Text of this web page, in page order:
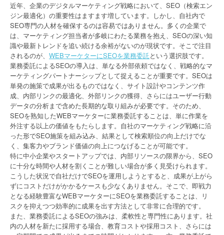
近年、企業のデジタルマーケティング戦略において、SEO（検索エン
ジン最適化）の重要性はますます増しています。しかし、自社内で
SEO専門の人材を確保するのは容易ではありません。多くの企業で
は、マーケティング担当者が多岐にわたる業務を抱え、SEOの深い知
識や最新トレンドを追い続ける余裕がないのが現状です。そこで注目
されるのが、 WEBマーケターにSEOを業務委託という選択肢です。
業務委託によるSEOの導入は、単なる外部依頼ではなく、戦略的なマ
ーケティングパートナーシップとして捉えることが重要です。SEOは
単発の施策で成果が出るものではなく、サイト設計やコンテンツ作
成、内部リンクの最適化、外部リンクの獲得、さらにはユーザー行動
データの分析まで含めた長期的な取り組みが必要です。そのため、
SEOを熟知したWEBマーケターに業務委託することは、単に作業を
外注する以上の価値をもたらします。自社のマーケティング戦略に沿
った形でSEO施策を組み込み、結果として検索順位の向上だけでな
く、集客力やブランド価値の向上につなげることが可能です。
特に中小企業やスタートアップでは、内部リソースの限界から、SEO
に十分な時間や人材を割くことが難しい場合が多く見受けられます。
こうした状況で自社だけでSEOを運用しようとすると、成果が上がら
ずにコストだけがかかるケースも少なくありません。そこで、即戦力
となる経験豊富なWEBマーケターにSEOを業務委託することは、リ
スクを抑えつつ効率的に成果を出す方法として非常に合理的です。
また、業務委託によるSEOの強みは、柔軟性と専門性にあります。社
内の人材を新たに採用する場合、教育コストや採用コスト、さらには